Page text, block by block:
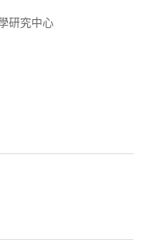
研究中心